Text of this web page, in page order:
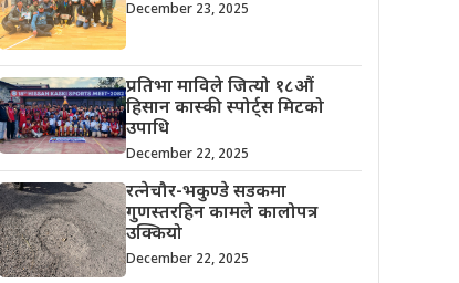
December 23, 2025
प्रतिभा माविले जित्यो १८औं
हिसान कास्की स्पोर्ट्स मिटको
उपाधि
December 22, 2025
रत्नेचौर-भकुण्डे सडकमा
गुणस्तरहिन कामले कालोपत्र
उक्कियो
December 22, 2025